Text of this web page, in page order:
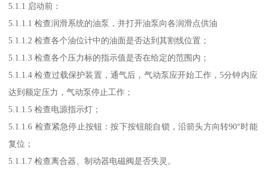
5.1.1 启动前：
5.1.1.1 检查润滑系统的油泵，并打开油泵向各润滑点供油
5.1.1.2 检查各个油位计中的油面是否达到其割线位置；
5.1.1.3 检查各个压力标的指示值是否在给定的范围内；
5.1.1.4 检查过载保护装置，通气后，气动泵应开始工作，5分钟内应
达到额定压力，气动泵停止工作；
5.1.1.5 检查电源指示灯；
5.1.1.6 检查紧急停止按钮：按下按钮能自锁，沿箭头方向转90°时能
复位；
5.1.1.7 检查离合器、制动器电磁阀是否失灵。